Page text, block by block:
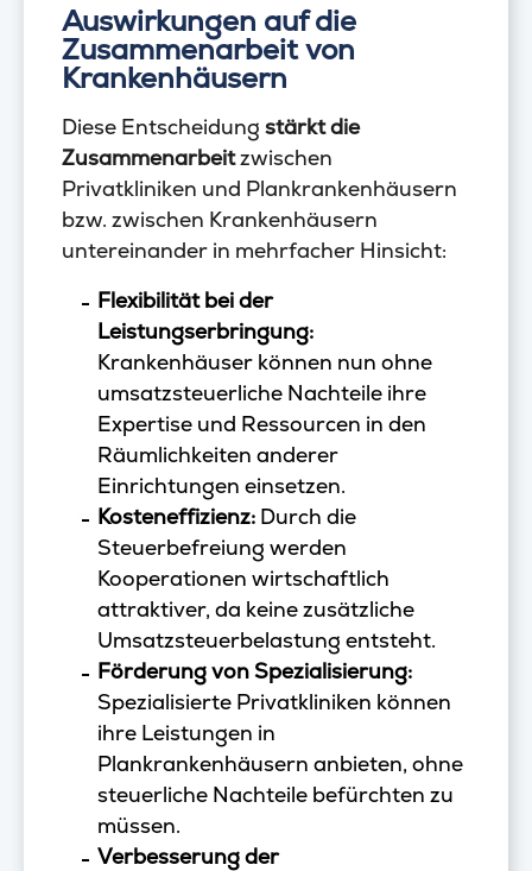
Auswirkungen auf die
Zusammenarbeit von
Krankenhäusern
Diese Entscheidung stärkt die
Zusammenarbeitzwischen
Privatkliniken und Plankrankenhäusern
bzw. zwischen Krankenhäusern
untereinander in mehrfacher Hinsicht:
Flexibilität bei der
Leistungserbringung:
Krankenhäuser können nun ohne
umsatzsteuerliche Nachteile ihre
Expertise und Ressourcen in den
Räumlichkeiten anderer
Einrichtungen einsetzen.
Kosteneffizienz: Durch die
Steuerbefreiung werden
Kooperationen wirtschaftlich
attraktiver, da keine zusätzliche
Umsatzsteuerbelastung entsteht.
Förderung von Spezialisierung:
Spezialisierte Privatkliniken können
ihre Leistungen in
Plankrankenhäusern anbieten, ohne
steuerliche Nachteile befürchten zu
müssen.
Verbesserung der